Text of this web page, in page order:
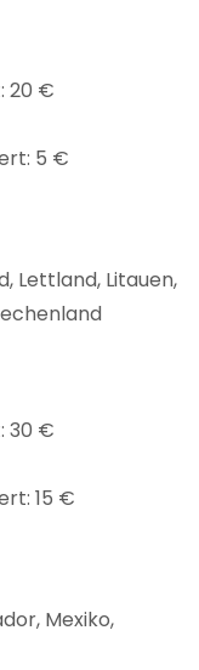
20 €
5 €
Lettland, Litauen,
30 €
15 €
Mexiko,